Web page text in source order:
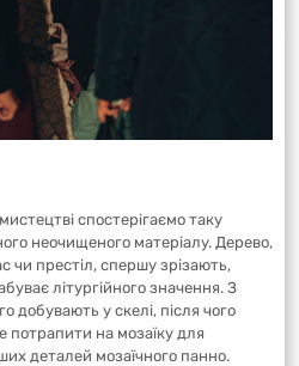
спостерігаємо таку
неочищеного матеріалу. Дерево,
чи престіл, спершу зрізають,
літургійного значення. З
добувають у скелі, після чого
потрапити на мозаїку для
деталей мозаїчного панно.